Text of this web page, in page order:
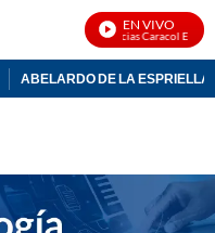
EN VIVO
Noticias Caracol En Vivo
ABELARDO DE LA ESPRIELLA